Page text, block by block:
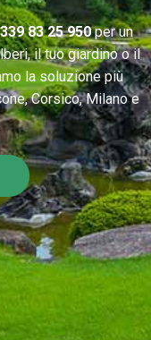
339 83 25 950per un
il tuo giardino o il
la soluzione più
Corsico, Milano e